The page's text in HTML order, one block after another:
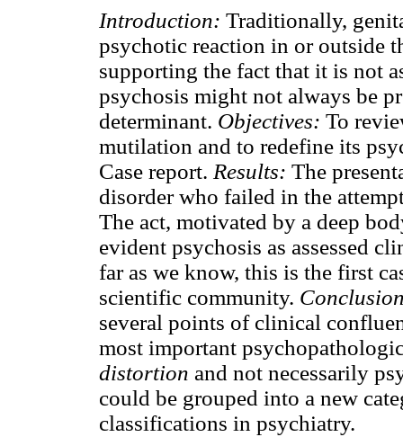
Introduction: Traditionally,
psychotic reaction in or outside
supporting the fact that it is not
psychosis might not always be
determinant. Objectives: To
mutilation and to redefine its
Case report. Results: The
disorder who failed in the
The act, motivated by a deep
evident psychosis as assessed
far as we know, this is the first
scientific community.
several points of clinical
most important
distortion and not necessarily
could be grouped into a new
classifications in psychiatry.